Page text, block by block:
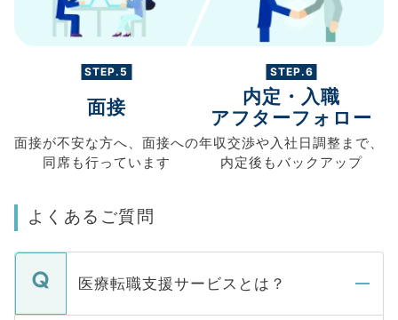
STEP.5
面接
面接が不安な方へ、 面接への
同席も行っています
STEP.6
内定・入職
アフターフォロー
年収交渉や入社日調整まで、
内定後もバックアップ
よくあるご質問
医療転職支援サービスとは？